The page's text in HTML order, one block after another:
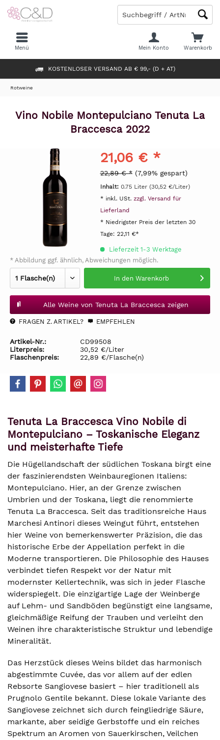
KOSTENLOSER VERSAND AB € 99,- (D + AT)
Warenkorb
Mein Konto
Menü
Rotweine
Vino Nobile Montepulciano Tenuta La
Braccesca 2022
21,06 € *
22,89 € * (7,99% gespart)
Inhalt: 0.75 Liter (30,52 €/Liter)
* inkl. USt. zzgl. Versand für
Lieferland
* Niedrigster Preis der letzten 30
Tage: 22,11 €*
Lieferzeit 1-3 Werktage
* Abbildung ggf. ähnlich, Abweichungen möglich.
In den Warenkorb
Alle Weine von Tenuta La Braccesca zeigen
FRAGEN Z. ARTIKEL? EMPFEHLEN
Artikel-Nr.:
CD99508
Literpreis:
30,52 €/Liter
Flaschenpreis:
22,89 €/Flasche(n)
Tenuta La Braccesca Vino Nobile di
Montepulciano – Toskanische Eleganz
und meisterhafte Tiefe
Die Hügellandschaft der südlichen Toskana birgt eine
der faszinierendsten Weinbauregionen Italiens:
Montepulciano. Hier, an der Grenze zwischen
Umbrien und der Toskana, liegt die renommierte
Tenuta La Braccesca. Seit das traditionsreiche Haus
Marchesi Antinori dieses Weingut führt, entstehen
hier Weine von bemerkenswerter Präzision, die das
historische Erbe der Appellation perfekt in die
Moderne transportieren. Die Philosophie des Hauses
verbindet tiefen Respekt vor der Natur mit
modernster Kellertechnik, was sich in jeder Flasche
widerspiegelt. Die einzigartige Lage der Weinberge
auf Lehm- und Sandböden begünstigt eine langsame,
gleichmäßige Reifung der Trauben und verleiht den
Weinen ihre charakteristische Struktur und lebendige
Mineralität.
Das Herzstück dieses Weins bildet das harmonisch
abgestimmte Cuvée, das vor allem auf der edlen
Rebsorte Sangiovese basiert – hier traditionell als
Prugnolo Gentile bekannt. Diese lokale Variante des
Sangiovese zeichnet sich durch feingliedrige Säure,
markante, aber seidige Gerbstoffe und ein reiches
Spektrum an Aromen von Sauerkirschen, Veilchen